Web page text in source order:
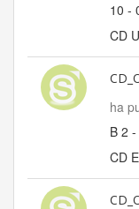
10 -
CD
ha
B 2
CD